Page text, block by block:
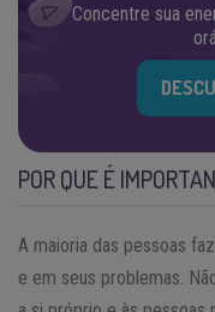
Concentre sua
POR QUE É
A maioria das pessoas
e em seus problemas.